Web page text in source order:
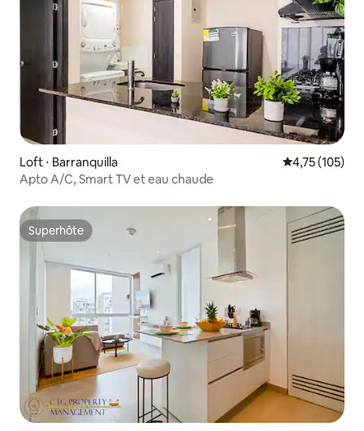
Loft ⋅ Barranquilla Évaluation
4,75 (105)
Apto A/C, Smart TV et eau chaude
Superhôte
Superhôte